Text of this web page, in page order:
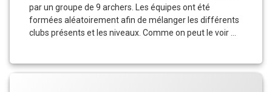
par un groupe de 9 archers. Les équipes ont été
formées aléatoirement afin de mélanger les différents
clubs présents et les niveaux. Comme on peut le voir …